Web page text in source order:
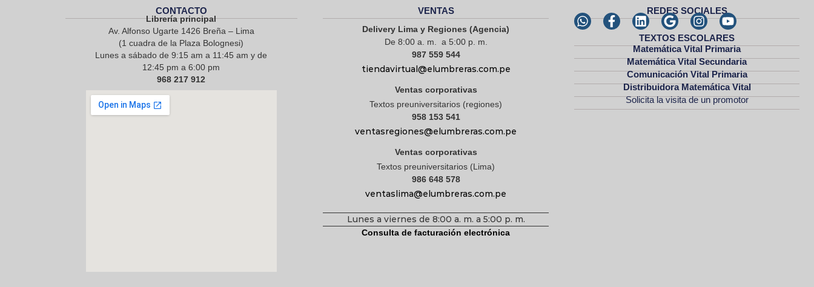
CONTACTO
Librería principal
Av. Alfonso Ugarte 1426 Breña – Lima
(1 cuadra de la Plaza Bolognesi)
Lunes a sábado de 9:15 am a 11:45 am y de
12:45 pm a 6:00 pm
968 217 912
VENTAS
Delivery Lima y Regiones (Agencia)
De 8:00 a. m. a 5:00 p. m.
987 559 544
tiendavirtual@elumbreras.com.pe
Ventas corporativas
Textos preuniversitarios (regiones)
958 153 541
ventasregiones@elumbreras.com.pe
Ventas corporativas
Textos preuniversitarios (Lima)
986 648 578
ventaslima@elumbreras.com.pe
Lunes a viernes de 8:00 a. m. a 5:00 p. m.
Consulta de facturación electrónica
REDES SOCIALES
TEXTOS ESCOLARES
Matemática Vital Primaria
Matemática Vital Secundaria
Comunicación Vital Primaria
Distribuidora Matemática Vital
Solicita la visita de un promotor